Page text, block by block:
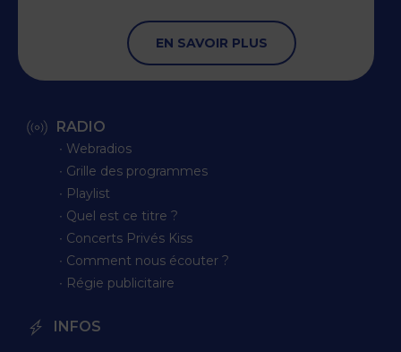
EN SAVOIR PLUS
RADIO
∙ Webradios
∙ Grille des programmes
∙ Playlist
∙ Quel est ce titre ?
∙ Concerts Privés Kiss
∙ Comment nous écouter ?
∙ Régie publicitaire
INFOS